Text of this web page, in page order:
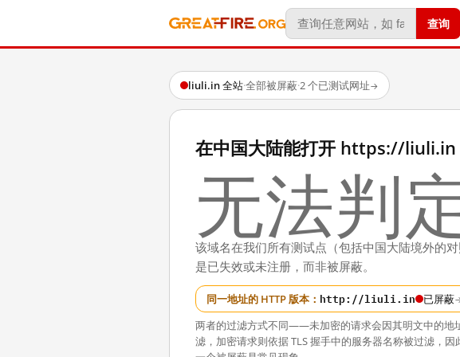
查询
liuli.in 全站·全部被屏蔽·2 个已测试网址→
在中国大陆能打开 https://liuli.in
无法判定
该域名在我们所有测试点（包括中国大陆境外的
是已失效或未注册，而非被屏蔽。
同一地址的 HTTP 版本： http://liuli.in 已屏蔽
两者的过滤方式不同——未加密的请求会因其明文中的地
滤，加密请求则依据 TLS 握手中的服务器名称被过滤，因